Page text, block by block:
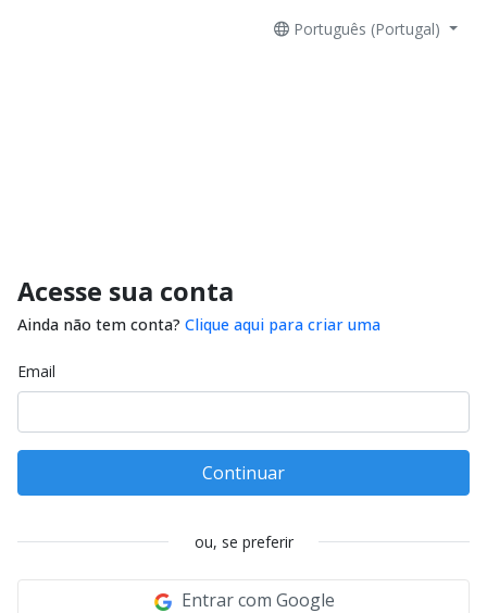
Português (Portugal)
Acesse sua conta
Ainda não tem conta? Clique aqui para criar uma
Email
Continuar
ou, se preferir
Entrar com Google